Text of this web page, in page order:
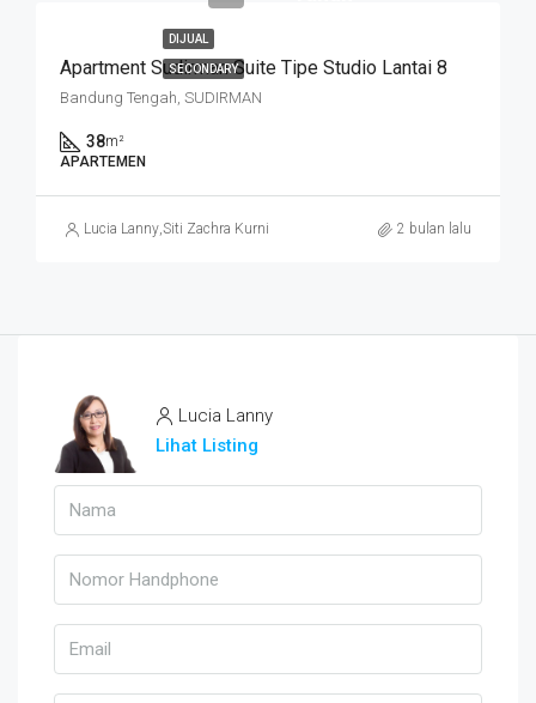
DIJUAL
SECONDARY
Apartment Sudirman Suite Tipe Studio Lantai 8
Bandung Tengah, SUDIRMAN
38m²
APARTEMEN
Lucia Lanny,Siti Zachra Kurniasari 2 bulan lalu
Lucia Lanny
Lihat Listing